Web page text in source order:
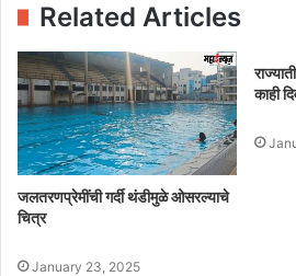
Related Articles
जलतरणप्रेमींची गर्दी थंडीमुळे ओसरल्याचे
चित्र
January 23, 2025
काही